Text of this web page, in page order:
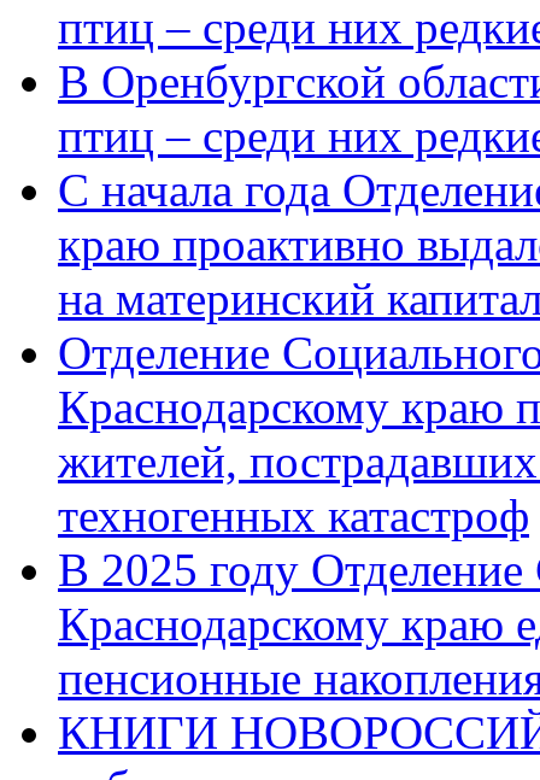
птиц – среди них
В Оренбургской
птиц – среди них
С начала года
краю проактивно
на материнский
Отделение
Краснодарскому краю
жителей,
техногенных катастроф
В 2025 году
Краснодарскому краю
пенсионные
КНИГИ